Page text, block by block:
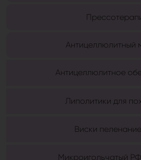
Антицеллюлитный
Антицеллюлитное
Липолитики для
Виски
Микроигольчатый